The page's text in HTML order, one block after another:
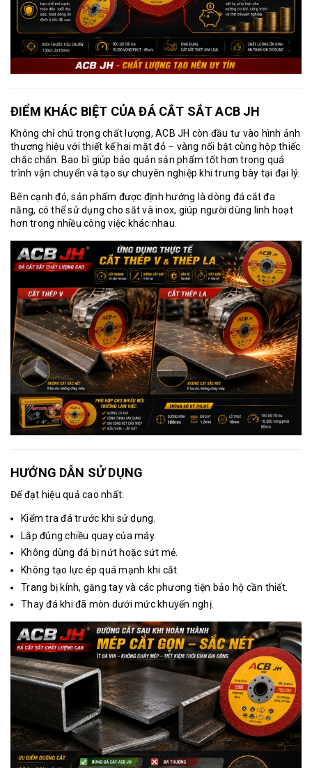
ĐIỂM KHÁC BIỆT CỦA ĐÁ CẮT SẮT ACB JH
Không chỉ chú trọng chất lượng, ACB JH còn đầu tư vào hình ảnh
thương hiệu với thiết kế hai mặt đỏ – vàng nổi bật cùng hộp thiếc
chắc chắn. Bao bì giúp bảo quản sản phẩm tốt hơn trong quá
trình vận chuyển và tạo sự chuyên nghiệp khi trưng bày tại đại lý.
Bên cạnh đó, sản phẩm được định hướng là dòng đá cắt đa
năng, có thể sử dụng cho sắt và inox, giúp người dùng linh hoạt
hơn trong nhiều công việc khác nhau.
HƯỚNG DẪN SỬ DỤNG
Để đạt hiệu quả cao nhất:
Kiểm tra đá trước khi sử dụng.
Lắp đúng chiều quay của máy.
Không dùng đá bị nứt hoặc sứt mẻ.
Không tạo lực ép quá mạnh khi cắt.
Trang bị kính, găng tay và các phương tiện bảo hộ cần thiết.
Thay đá khi đã mòn dưới mức khuyến nghị.